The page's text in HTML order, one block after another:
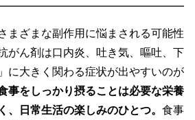
まざまな副作用に悩まされる可能性
がん剤は口内炎、吐き気、嘔吐、下
に大きく関わる症状が出やすいのが
事をしっかり摂ることは必要な栄養
、日常生活の楽しみのひとつ。 食事